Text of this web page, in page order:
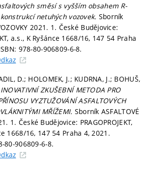
směsí s vyšším obsahem R-
netuhých vozovek. Sborník
2021. 1. České Budějovice:
a.s., K Ryšánce 1668/16, 147 54 Praha
978-80-906809-6-8.
D.; HOLOMEK, J.; KUDRNA, J.; BOHUŠ,
INOVATIVNÍ ZKUŠEBNÍ METODA PRO
VYZTUŽOVÁNÍ ASFALTOVÝCH
MŘÍŽEMI. Sborník ASFALTOVÉ
1. České Budějovice: PRAGOPROJEKT,
1668/16, 147 54 Praha 4, 2021.
80-906809-6-8.